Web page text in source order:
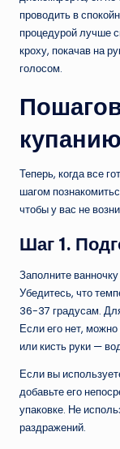
проводить в
процедурой лучше
кроху, покачав на
голосом.
Теперь, когда все
шагом
чтобы у вас не
Шаг 1.
Заполните
Убедитесь, что
36-37 градусам.
Если его нет, можно
или кисть руки —
Если вы
добавьте его
упаковке. Не
раздражений.